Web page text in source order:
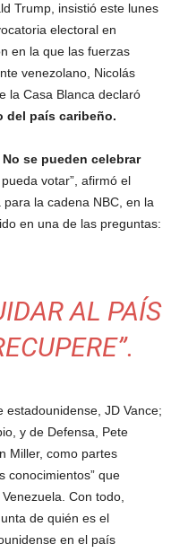
Trump, insistió este lunes
electoral en
en la que las fuerzas
venezolano, Nicolás
la Casa Blanca declaró
del país caribeño.
No se pueden celebrar
votar”, afirmó el
la cadena NBC, en la
en una de las preguntas:
AL PAÍS
JD Vance;
y de Defensa, Pete
Miller, como partes
conocimientos” que
Con todo,
de quién es el
en el país